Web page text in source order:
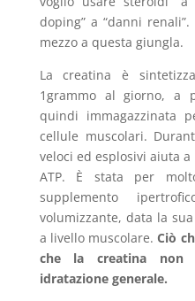
doping” a “danni
mezzo a questa giungla.
La creatina è
1grammo al giorno, a
quindi immagazzinata
cellule muscolari.
veloci ed esplosivi aiuta
ATP. È stata per
supplemento
volumizzante, data la
a livello muscolare.Ciò
che la creatina non
idratazione generale.